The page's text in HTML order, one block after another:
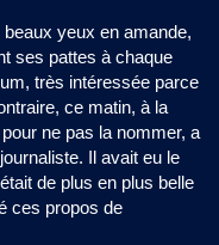
yeux en amande,
ses pattes à chaque
très intéressée parce
ce matin, à la
ne pas la nommer, a
Il avait eu le
de plus en plus belle
ces propos de